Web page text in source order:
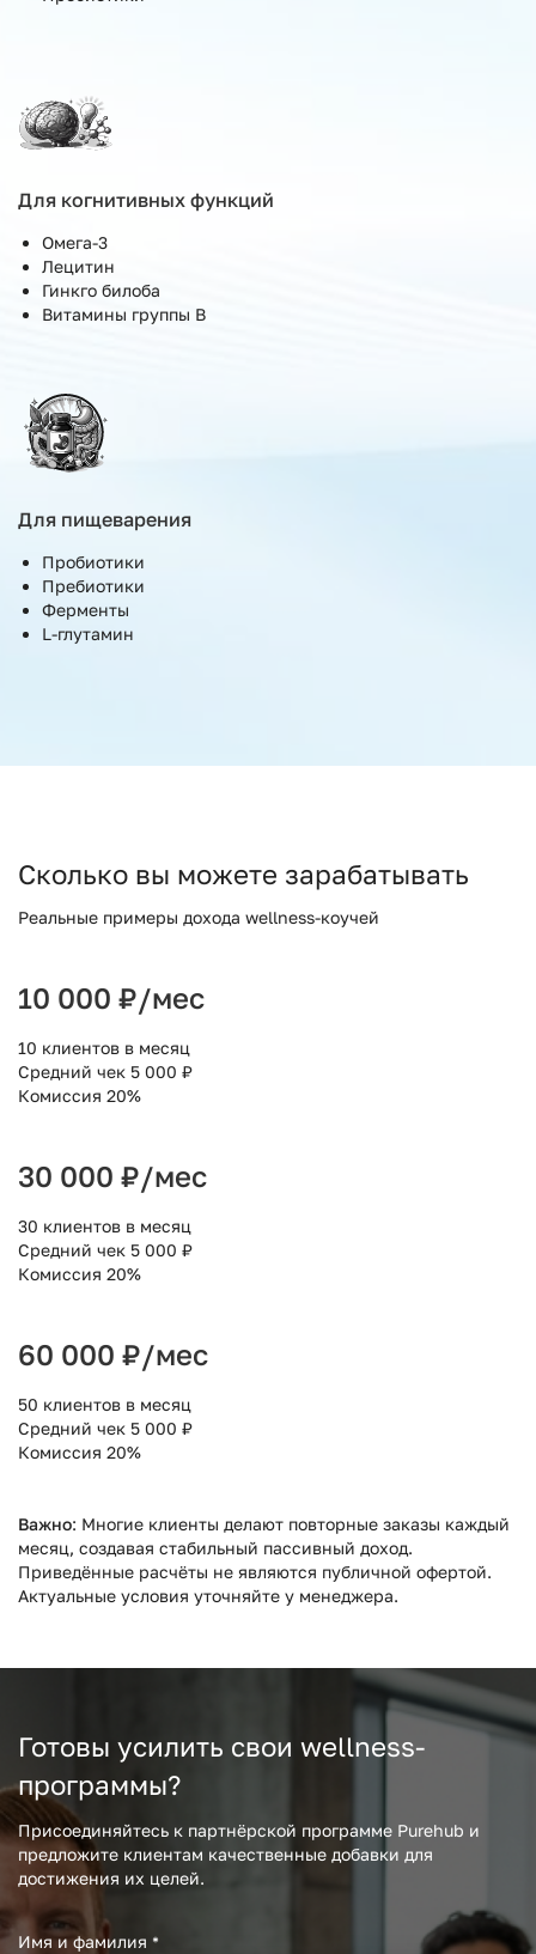
Для когнитивных функций
Омега-3
Лецитин
Гинкго билоба
Витамины группы B
Для пищеварения
Пробиотики
Пребиотики
Ферменты
L-глутамин
Сколько вы можете зарабатывать
Реальные примеры дохода wellness-коучей
10 000 ₽/мес
10 клиентов в месяц
Средний чек 5 000 ₽
Комиссия 20%
30 000 ₽/мес
30 клиентов в месяц
Средний чек 5 000 ₽
Комиссия 20%
60 000 ₽/мес
50 клиентов в месяц
Средний чек 5 000 ₽
Комиссия 20%
Важно: Многие клиенты делают повторные заказы каждый
месяц, создавая стабильный пассивный доход.
Приведённые расчёты не являются публичной офертой.
Актуальные условия уточняйте у менеджера.
Готовы усилить свои wellness-
программы?
Присоединяйтесь к партнёрской программе Purehub и
предложите клиентам качественные добавки для
достижения их целей.
Имя и фамилия *